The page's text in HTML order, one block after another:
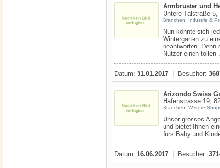
Armbruster und
Untere Talstraße 5,
Branchen: Industrie &
Nun könnte sich
Wintergarten zu
beantworten. Denn
Nutzer einen tollen
Datum: 31.01.2017 | Besucher:
Arizondo Swiss
Hafenstrasse 19,
Branchen: Weitere
Unser grosses
und bietet Ihnen
fürs Baby und
Datum: 16.06.2017 | Besucher: